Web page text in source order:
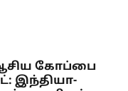
கோப்பை
இந்தியா-